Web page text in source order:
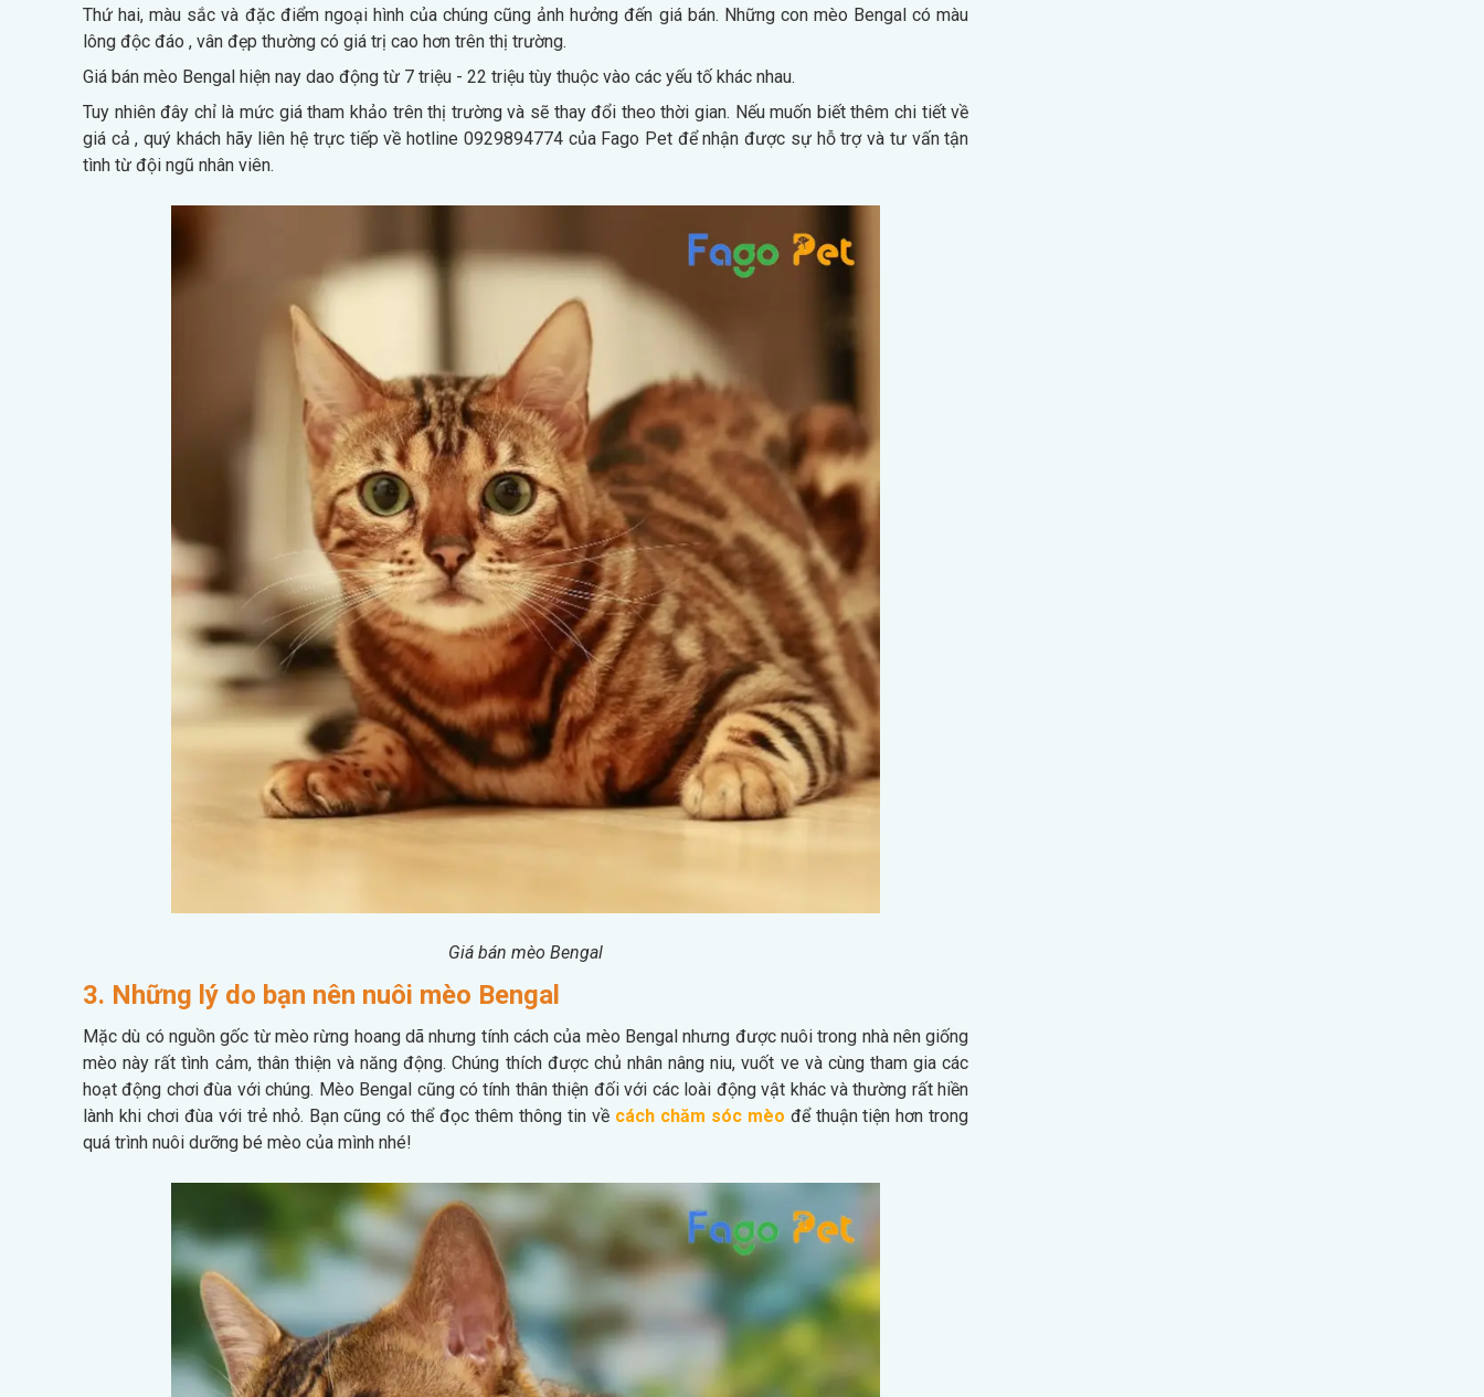
Thứ hai, màu sắc và đặc điểm ngoại hình của chúng cũng ảnh hưởng đến giá bán. Những con mèo Bengal có màu
lông độc đáo , vân đẹp thường có giá trị cao hơn trên thị trường.
Giá bán mèo Bengal hiện nay dao động từ 7 triệu - 22 triệu tùy thuộc vào các yếu tố khác nhau.
Tuy nhiên đây chỉ là mức giá tham khảo trên thị trường và sẽ thay đổi theo thời gian. Nếu muốn biết thêm chi tiết về
giá cả , quý khách hãy liên hệ trực tiếp về hotline 0929894774 của Fago Pet để nhận được sự hỗ trợ và tư vấn tận
tình từ đội ngũ nhân viên.
Giá bán mèo Bengal
3. Những lý do bạn nên nuôi mèo Bengal
Mặc dù có nguồn gốc từ mèo rừng hoang dã nhưng tính cách của mèo Bengal nhưng được nuôi trong nhà nên giống
mèo này rất tình cảm, thân thiện và năng động. Chúng thích được chủ nhân nâng niu, vuốt ve và cùng tham gia các
hoạt động chơi đùa với chúng. Mèo Bengal cũng có tính thân thiện đối với các loài động vật khác và thường rất hiền
lành khi chơi đùa với trẻ nhỏ. Bạn cũng có thể đọc thêm thông tin về cách chăm sóc mèo để thuận tiện hơn trong
quá trình nuôi dưỡng bé mèo của mình nhé!